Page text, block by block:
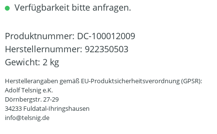
Verfügbarkeit bitte anfragen.
Produktnummer: DC-100012009
Herstellernummer: 922350503
Gewicht: 2 kg
Herstellerangaben gemäß EU-Produktsicherheitsverordnung (GPSR):
Adolf Telsnig e.K.
Dörnbergstr. 27-29
34233 Fuldatal-Ihringshausen
info@telsnig.de